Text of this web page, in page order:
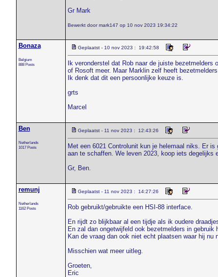
Gr Mark
Bewerkt door mark147 op 10 nov 2023 19:34:22
Bonaza
Belgium
888 Posts
Geplaatst - 10 nov 2023 : 19:42:58
Ik veronderstel dat Rob naar de juiste
of Rosoft meer. Maar Marklin zelf heeft
Ik denk dat dit een persoonlijke keuze is.
grts
Marcel
Ben
Netherlands
1017 Posts
Geplaatst - 11 nov 2023 : 12:43:26
Met een 6021 Controlunit kun je helemaal niks. Er
aan te schaffen. We leven 2023, koop iets degelijks
Gr, Ben.
remunj
Netherlands
1162 Posts
Geplaatst - 11 nov 2023 : 14:27:26
Rob gebruikt/gebruikte een HSI-88 interface.
En rijdt zo blijkbaar al een tijdje als ik oudere
En zal dan ongetwijfeld ook bezetmelders in gebruik
Kan de vraag dan ook niet echt plaatsen waar hij nu
Misschien wat meer uitleg.
Groeten,
Eric